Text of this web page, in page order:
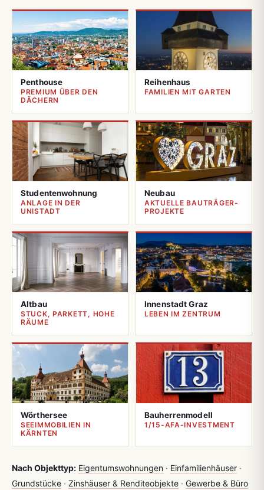
Penthouse
PREMIUM ÜBER DEN
DÄCHERN
Reihenhaus
FAMILIEN MIT GARTEN
Studentenwohnung
ANLAGE IN DER
UNISTADT
Neubau
AKTUELLE BAUTRÄGER-
PROJEKTE
Altbau
STUCK, PARKETT, HOHE
RÄUME
Innenstadt Graz
LEBEN IM ZENTRUM
Wörthersee
SEEIMMOBILIEN IN
KÄRNTEN
Bauherrenmodell
1/15-AFA-INVESTMENT
Nach Objekttyp: Eigentumswohnungen · Einfamilienhäuser ·
Grundstücke · Zinshäuser & Renditeobjekte · Gewerbe & Büro